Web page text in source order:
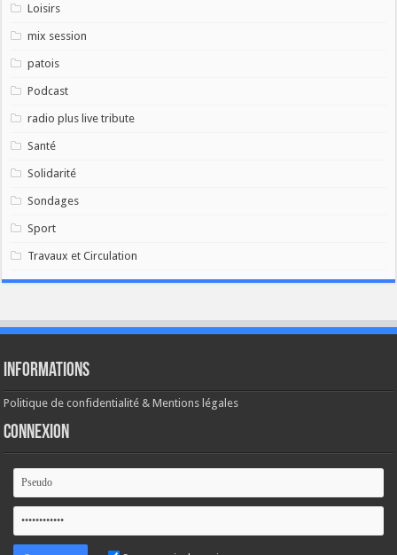
Loisirs
mix session
patois
Podcast
radio plus live tribute
Santé
Solidarité
Sondages
Sport
Travaux et Circulation
Informations
Politique de confidentialité & Mentions légales
Connexion